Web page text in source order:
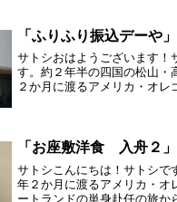
「ふりふり振込デーや」
サトシおはようございます！
す。約２年半の四国の松山・
２か月に渡るアメリカ・オレ
した。２０２１年３月９日よ...
「お座敷洋食 入舟２」
サトシこんにちは！サトシで
年２か月に渡るアメリカ・オ
ートランドの単身赴任の旅か